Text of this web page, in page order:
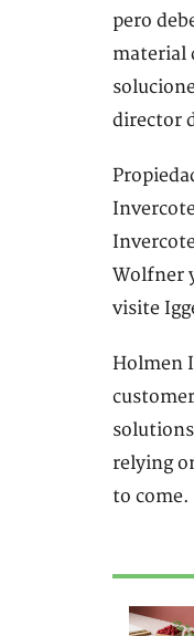
pero
material
director
Wolfner
visite
Holmen
relying
to come.